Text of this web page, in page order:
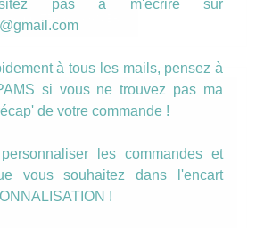
AJOUTER AU PANIER
pas à m'écrire sur
à tous les mails, pensez à
si vous ne trouvez pas ma
de votre commande !
les commandes et
vous souhaitez dans l'encart
!